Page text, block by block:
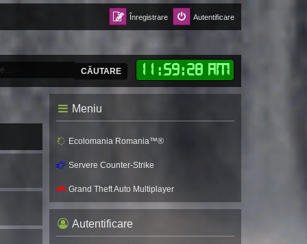
Autentificare
Înregistrare
11 :59:30 AM
CĂUTARE
Meniu
Ecolomania Romania™®
Servere Counter-Strike
Grand Theft Auto Multiplayer
Autentificare